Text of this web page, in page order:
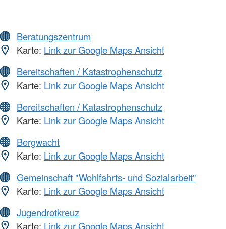
Beratungszentrum
Karte: Link zur Google Maps Ansicht
Bereitschaften / Katastrophenschutz
Karte: Link zur Google Maps Ansicht
Bereitschaften / Katastrophenschutz
Karte: Link zur Google Maps Ansicht
Bergwacht
Karte: Link zur Google Maps Ansicht
Gemeinschaft "Wohlfahrts- und Sozialarbeit"
Karte: Link zur Google Maps Ansicht
Jugendrotkreuz
Karte: Link zur Google Maps Ansicht